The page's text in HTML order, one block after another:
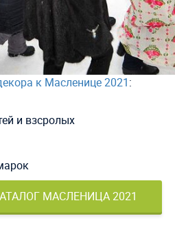
к Масленице 2021:
и взсролых
МАСЛЕНИЦА 2021